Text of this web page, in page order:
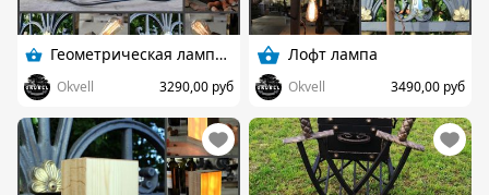
Геометрическая лампа Эдисона
Okvell 3290,00 руб
Лофт лампа
Okvell 3490,00 руб